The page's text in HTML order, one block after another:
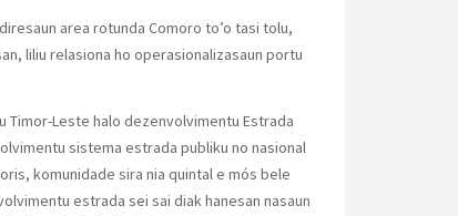
area rotunda Comoro to’o tasi tolu,
liliu relasiona ho operasionalizasaun portu
Leste halo dezenvolvimentu Estrada
sistema estrada publiku no nasional
komunidade sira nia quintal e mós bele
estrada sei sai diak hanesan nasaun